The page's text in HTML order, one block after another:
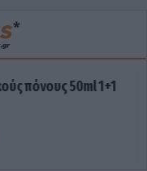
πόνους 50ml 1+1